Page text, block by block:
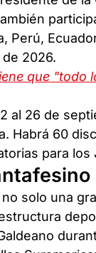
Perú,
2026.
que "todo
al 26 de
Habrá 60
para los
solo una